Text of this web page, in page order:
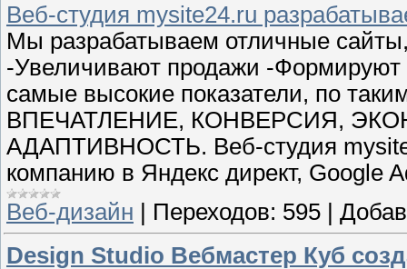
Веб-студия mysite24.ru
Мы разрабатываем отличные
-Увеличивают продажи -
самые высокие показатели, по
ВПЕЧАТЛЕНИЕ, КОНВЕРСИЯ,
АДАПТИВНОСТЬ. Веб-студия
компанию в Яндекс директ, Google
Веб-дизайн
Переходов: 595
Design Studio Вебмастер Куб